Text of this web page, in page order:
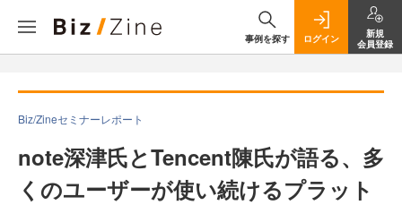
事例を探す ログイン
新規
会員登録
Biz/Zineセミナーレポート
note深津氏とTencent陳氏が語る、多
くのユーザーが使い続けるプラット